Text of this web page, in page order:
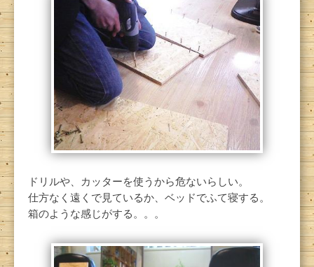
ドリルや、カッターを使うから危ないらしい。
仕方なく遠くで見ているか、ベッドでふて寝する。
箱のような感じがする。。。